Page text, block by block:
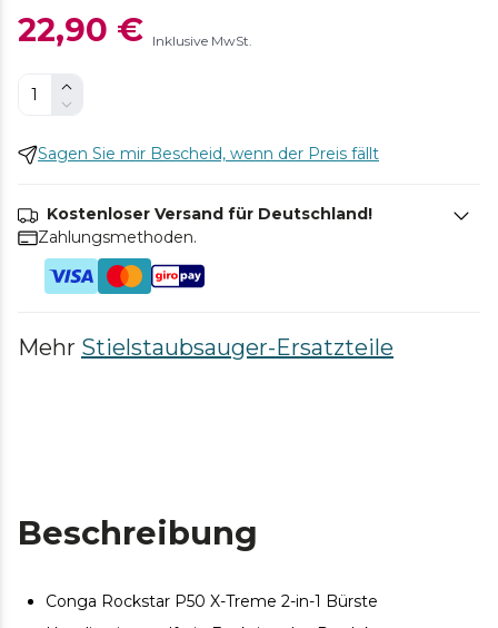
22,90 € Inklusive MwSt.
Sagen Sie mir Bescheid, wenn der Preis fällt
Kostenloser Versand für Deutschland!
Zahlungsmethoden.
Mehr Stielstaubsauger-Ersatzteile
Beschreibung
Conga Rockstar P50 X-Treme 2-in-1 Bürste